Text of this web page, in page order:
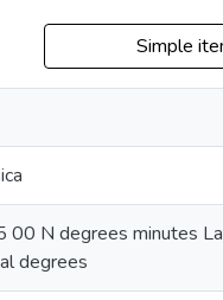
Simple
00 N degrees minutes
degrees